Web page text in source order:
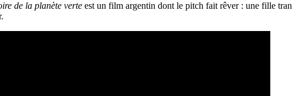
de la planète verte est un film argentin dont le pitch fait rêver : une fille